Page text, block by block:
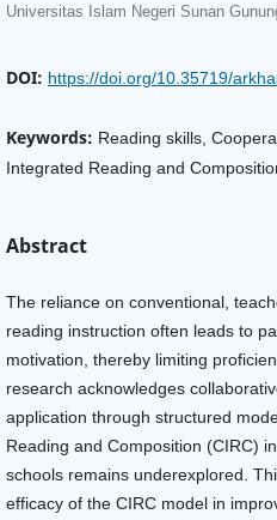
Universitas Islam Negeri Sunan
DOI: https://doi.org/10.35719/
Keywords: Reading skills,
Integrated Reading and
Abstract
The reliance on conventional,
reading instruction often leads to
motivation, thereby limiting
research acknowledges
application through structured
Reading and Composition (CIRC)
schools remains underexplored.
efficacy of the CIRC model in